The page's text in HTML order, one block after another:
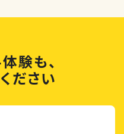
験も、
ださい